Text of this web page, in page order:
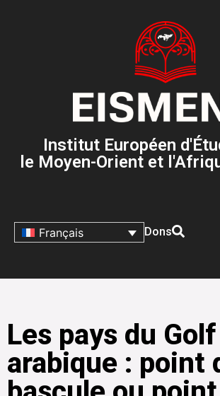
Institut Européen
le Moyen-Orient et
Français Dons
Les pays du Golf
arabique : point